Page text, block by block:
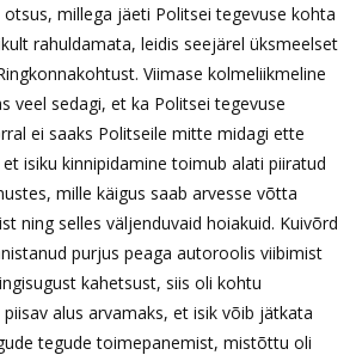
millega jäeti Politsei tegevuse kohta
rahuldamata, leidis seejärel üksmeelset
Viimase kolmeliikmeline
veel sedagi, et ka Politsei tegevuse
ei saaks Politseile mitte midagi ette
isiku kinnipidamine toimub alati piiratud
mille käigus saab arvesse võtta
ning selles väljenduvaid hoiakuid. Kuivõrd
purjus peaga autoroolis viibimist
kahetsust, siis oli kohtu
alus arvamaks, et isik võib jätkata
tegude toimepanemist, mistõttu oli